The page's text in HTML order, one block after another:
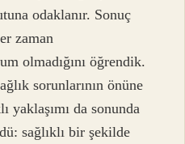
odaklanır. Sonuç
zaman
olmadığını öğrendik.
sorunlarının önüne
yaklaşımı da sonunda
sağlıklı bir şekilde